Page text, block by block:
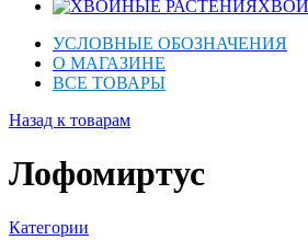
УСЛОВНЫЕ ОБОЗНАЧЕНИЯ
О МАГАЗИНЕ
ВСЕ ТОВАРЫ
Назад к товарам
Лофомиртус
Категории